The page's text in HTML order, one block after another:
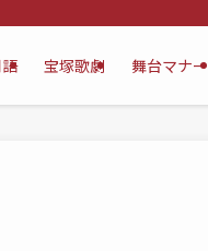
宝塚歌劇 舞台マナー